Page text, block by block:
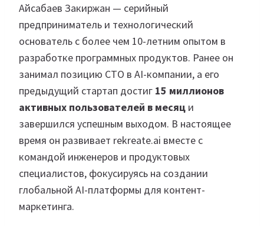
Айсабаев Закиржан — серийный
предприниматель и технологический
основатель с более чем 10-летним опытом в
разработке программных продуктов. Ранее он
занимал позицию CTO в AI-компании, а его
предыдущий стартап достиг 15 миллионов
активных пользователей в месяц и
завершился успешным выходом. В настоящее
время он развивает rekreate.ai вместе с
командой инженеров и продуктовых
специалистов, фокусируясь на создании
глобальной AI-платформы для контент-
маркетинга.